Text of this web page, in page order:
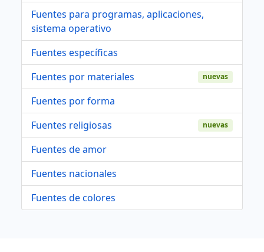
Fuentes para programas, aplicaciones,
sistema operativo
Fuentes específicas
Fuentes por materiales
nuevas
Fuentes por forma
Fuentes religiosas
nuevas
Fuentes de amor
Fuentes nacionales
Fuentes de colores